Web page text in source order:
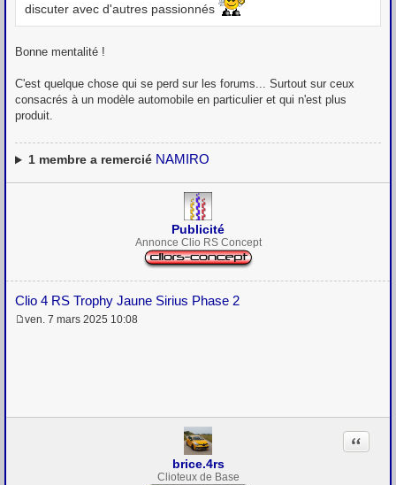
discuter avec d'autres passionnés
Bonne mentalité !
C'est quelque chose qui se perd sur les forums... Surtout sur ceux
consacrés à un modèle automobile en particulier et qui n'est plus
produit.
1membre a remercié NAMIRO
Publicité
Annonce Clio RS Concept
Clio 4 RS Trophy Jaune Sirius Phase 2
ven. 7 mars 2025 10:08
brice.4rs
Clioteux de Base
Citation